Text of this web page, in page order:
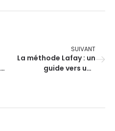
SUIVANT
La méthode Lafay : un
guide vers une